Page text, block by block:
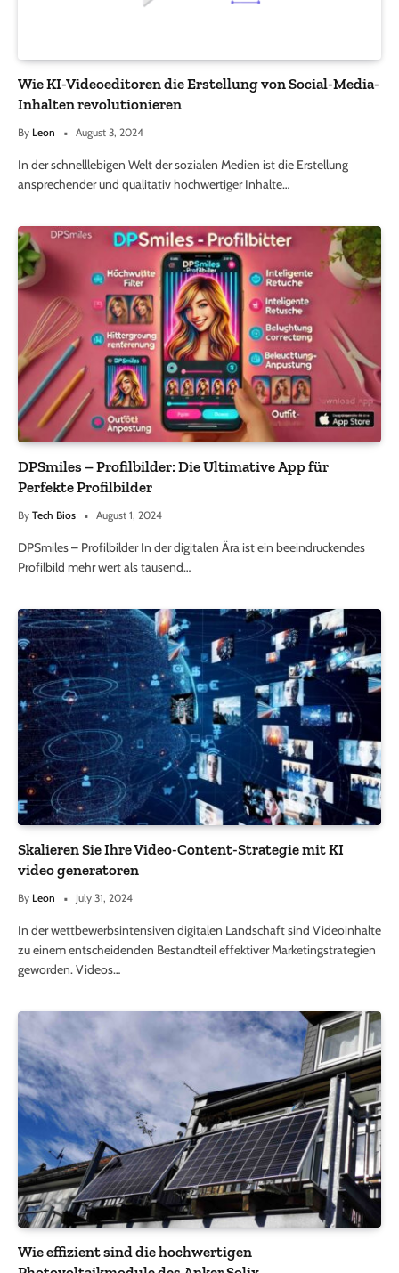
Wie KI-Videoeditoren die Erstellung von Social-Media-
Inhalten revolutionieren
By Leon August 3, 2024
In der schnelllebigen Welt der sozialen Medien ist die Erstellung
ansprechender und qualitativ hochwertiger Inhalte…
DPSmiles – Profilbilder: Die Ultimative App für
Perfekte Profilbilder
By Tech Bios August 1, 2024
DPSmiles – Profilbilder In der digitalen Ära ist ein beeindruckendes
Profilbild mehr wert als tausend…
Skalieren Sie Ihre Video-Content-Strategie mit KI
video generatoren
By Leon July 31, 2024
In der wettbewerbsintensiven digitalen Landschaft sind Videoinhalte
zu einem entscheidenden Bestandteil effektiver Marketingstrategien
geworden. Videos…
Wie effizient sind die hochwertigen